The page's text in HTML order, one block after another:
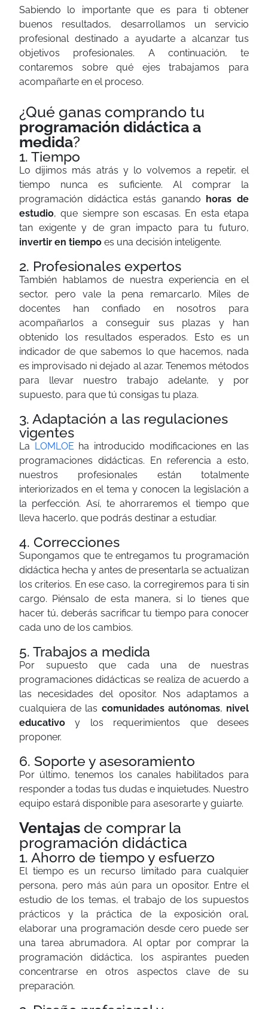
Sabiendo lo importante que es para ti obtener
buenos resultados, desarrollamos un servicio
profesional destinado a ayudarte a alcanzar tus
objetivos profesionales. A continuación, te
contaremos sobre qué ejes trabajamos para
acompañarte en el proceso.
¿Qué ganas comprando tu
programación didáctica a
medida?
1. Tiempo
Lo dijimos más atrás y lo volvemos a repetir, el
tiempo nunca es suficiente. Al comprar la
programación didáctica estás ganando horas de
estudio, que siempre son escasas. En esta etapa
tan exigente y de gran impacto para tu futuro,
invertir en tiempo es una decisión inteligente.
2. Profesionales expertos
También hablamos de nuestra experiencia en el
sector, pero vale la pena remarcarlo. Miles de
docentes han confiado en nosotros para
acompañarlos a conseguir sus plazas y han
obtenido los resultados esperados. Esto es un
indicador de que sabemos lo que hacemos, nada
es improvisado ni dejado al azar. Tenemos métodos
para llevar nuestro trabajo adelante, y por
supuesto, para que tú consigas tu plaza.
3. Adaptación a las regulaciones
vigentes
La LOMLOE ha introducido modificaciones en las
programaciones didácticas. En referencia a esto,
nuestros profesionales están totalmente
interiorizados en el tema y conocen la legislación a
la perfección. Así, te ahorraremos el tiempo que
lleva hacerlo, que podrás destinar a estudiar.
4. Correcciones
Supongamos que te entregamos tu programación
didáctica hecha y antes de presentarla se actualizan
los criterios. En ese caso, la corregiremos para ti sin
cargo. Piénsalo de esta manera, si lo tienes que
hacer tú, deberás sacrificar tu tiempo para conocer
cada uno de los cambios.
5. Trabajos a medida
Por supuesto que cada una de nuestras
programaciones didácticas se realiza de acuerdo a
las necesidades del opositor. Nos adaptamos a
cualquiera de las comunidades autónomas, nivel
educativo y los requerimientos que desees
proponer.
6. Soporte y asesoramiento
Por último, tenemos los canales habilitados para
responder a todas tus dudas e inquietudes. Nuestro
equipo estará disponible para asesorarte y guiarte.
Ventajas de comprar la
programación didáctica
1. Ahorro de tiempo y esfuerzo
El tiempo es un recurso limitado para cualquier
persona, pero más aún para un opositor. Entre el
estudio de los temas, el trabajo de los supuestos
prácticos y la práctica de la exposición oral,
elaborar una programación desde cero puede ser
una tarea abrumadora. Al optar por comprar la
programación didáctica, los aspirantes pueden
concentrarse en otros aspectos clave de su
preparación.